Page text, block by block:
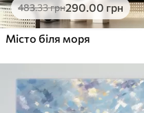
483.33грн290.00 грн
Місто біля моря